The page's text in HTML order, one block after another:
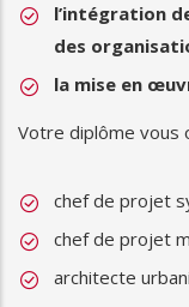
l’intégration
des
la mise en
Votre diplôme vous
chef de projet
chef de projet
architecte